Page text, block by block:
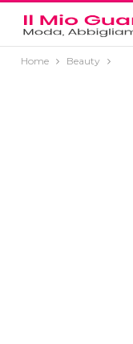
Home Beauty